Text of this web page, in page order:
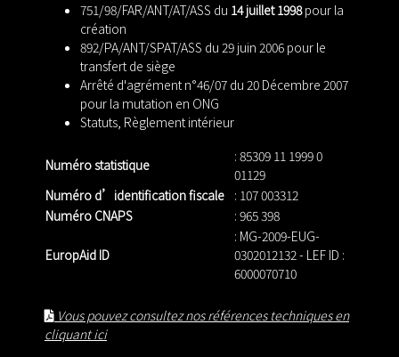
751/98/FAR/ANT/AT/ASS du 14 juillet 1998pour la
création
892/PA/ANT/SPAT/ASS du 29 juin 2006 pour le
transfert de siège
Arrêté d'agrément n°46/07 du 20 Décembre 2007
pour la mutation en ONG
Statuts, Règlement intérieur
Numéro statistique
: 85309 11 1999 0
01129
Numéro d’identification fiscale : 107 003312
Numéro CNAPS
: 965 398
EuropAid ID
: MG-2009-EUG-
0302012132 - LEF ID :
6000070710
Vous pouvez consultez nos références techniques en
cliquant ici